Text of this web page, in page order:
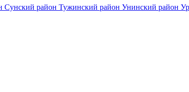
Сунский район Тужинский район Унинский район